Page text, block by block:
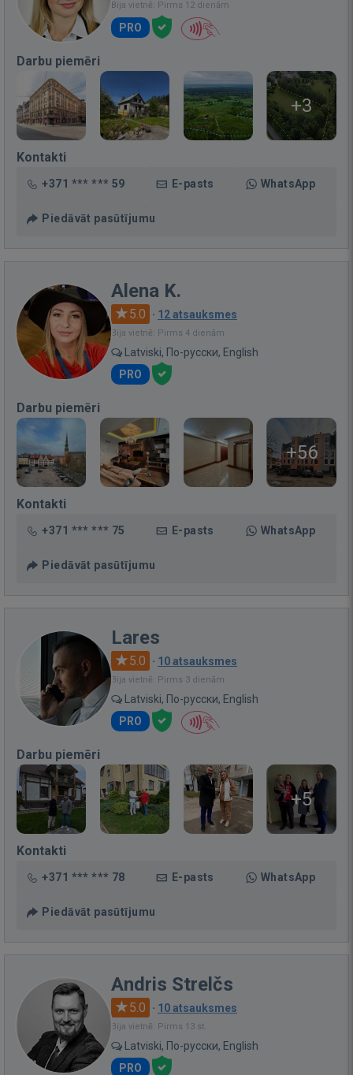
Bija vietnē: Pirms 12 dienām
PRO
Darbu piemēri
+3
Kontakti
+371 *** *** 59 E-pasts WhatsApp
Piedāvāt pasūtījumu
Alena K.
5.0 · 12 atsauksmes
Bija vietnē: Pirms 4 dienām
Latviski, По-русски, English
PRO
Darbu piemēri
+56
Kontakti
+371 *** *** 75 E-pasts WhatsApp
Piedāvāt pasūtījumu
Lares
5.0 · 10 atsauksmes
Bija vietnē: Pirms 3 dienām
Latviski, По-русски, English
PRO
Darbu piemēri
+5
Kontakti
+371 *** *** 78 E-pasts WhatsApp
Piedāvāt pasūtījumu
Andris Strelčs
5.0 · 10 atsauksmes
Bija vietnē: Pirms 13 st.
Latviski, По-русски, English
PRO